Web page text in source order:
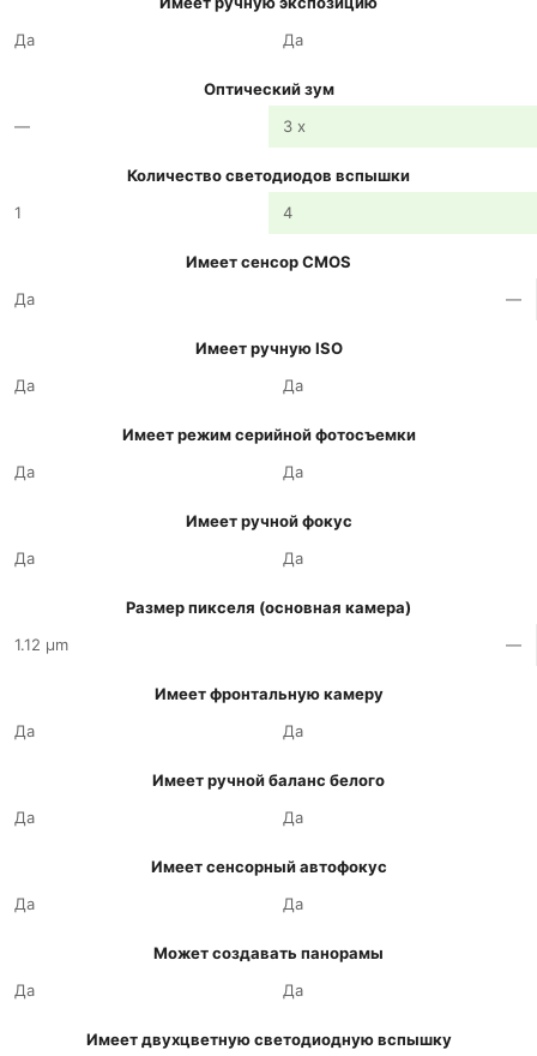
Да
Да
Оптический зум
—
3 x
Количество светодиодов вспышки
1
4
Имеет сенсор CMOS
Да
—
Имеет ручную ISO
Да
Да
Имеет режим серийной фотосъемки
Да
Да
Имеет ручной фокус
Да
Да
Размер пикселя (основная камера)
1.12 µm
—
Имеет фронтальную камеру
Да
Да
Имеет ручной баланс белого
Да
Да
Имеет сенсорный автофокус
Да
Да
Может создавать панорамы
Да
Да
Имеет двухцветную светодиодную вспышку